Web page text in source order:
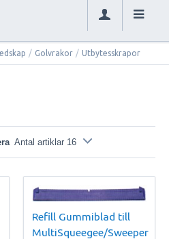
/ Golvrakor / Utbytesskrapor
Antal artiklar 16
Refill Gummiblad till
MultiSqueegee/Sweeper